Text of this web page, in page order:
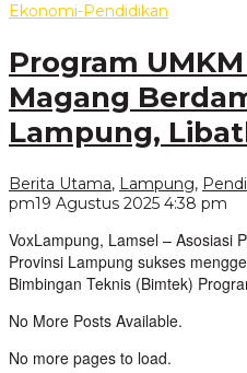
Ekonomi-Pendidikan
Program
Magang
Lampung,
Berita Utama, Lampung,
pm19 Agustus 2025 4:38 pm
VoxLampung, Lamsel – Asosiasi
Provinsi Lampung sukses
Bimbingan Teknis (Bimtek)
No More Posts Available.
No more pages to load.